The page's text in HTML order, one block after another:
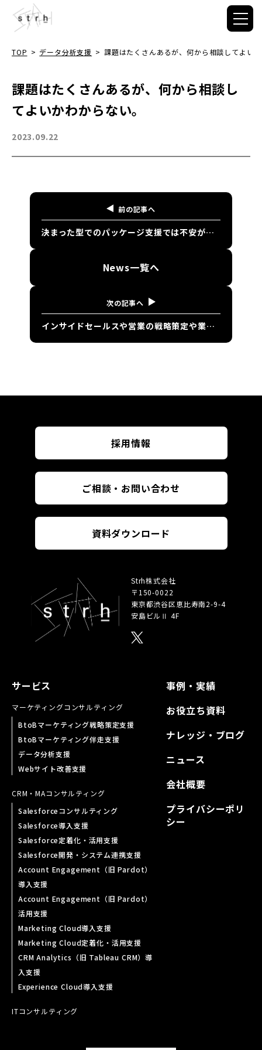
TOP > データ分析支援 > 課題はたくさんあるが、何から相談してよい
課題はたくさんあるが、何から相談し
てよいかわからない。
2023.09.22
前の記事へ
決まった型でのパッケージ支援では不安があります。
News一覧へ
次の記事へ
インサイドセールスや営業の戦略策定や業務改善などの支援も行ってもらえますか？
採用情報
ご相談・お問い合わせ
資料ダウンロード
Strh株式会社
〒150-0022
東京都渋谷区恵比寿南2-9-4
安島ビルⅡ 4F
サービス
マーケティングコンサルティング
BtoBマーケティング戦略策定支援
BtoBマーケティング伴走支援
データ分析支援
Webサイト改善支援
CRM・MAコンサルティング
Salesforceコンサルティング
Salesforce導入支援
Salesforce定着化・活用支援
Salesforce開発・システム連携支援
Account Engagement（旧 Pardot）
導入支援
Account Engagement（旧 Pardot）
活用支援
Marketing Cloud導入支援
Marketing Cloud定着化・活用支援
CRM Analytics（旧 Tableau CRM）導
入支援
Experience Cloud導入支援
ITコンサルティング
事例・実績
お役立ち資料
ナレッジ・ブログ
ニュース
会社概要
プライバシーポリ
シー